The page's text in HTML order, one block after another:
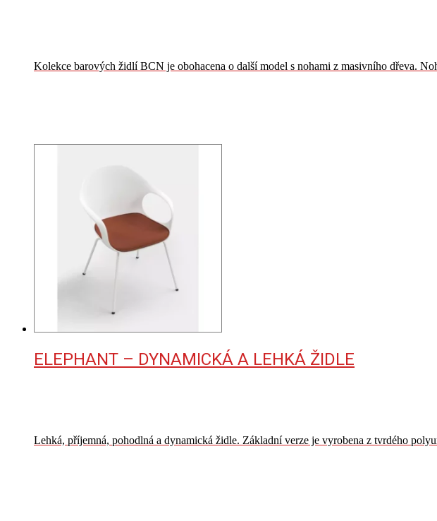
Kolekce barových židlí BCN je obohacena o další model s nohami z masivního dřeva.
ELEPHANT – DYNAMICKÁ A LEHKÁ ŽIDLE
Lehká, příjemná, pohodlná a dynamická židle. Základní verze je vyrobena z tvrdého